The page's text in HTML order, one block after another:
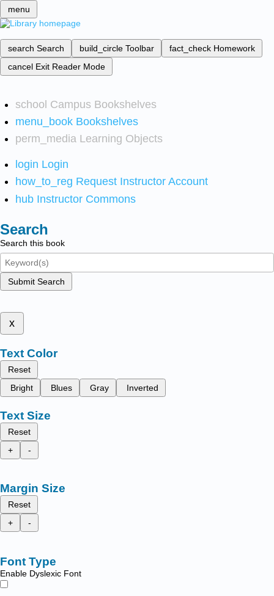
menu
search Search build_circle Toolbar fact_check Homework
cancel Exit Reader Mode
school Campus Bookshelves
menu_book Bookshelves
perm_media Learning Objects
login Login
how_to_reg Request Instructor Account
hub Instructor Commons
Search
Search this book
Submit Search
x
Text Color
Reset
Bright
Blues Gray Inverted
Text Size
Reset
+
-
Margin Size
Reset
+
-
Font Type
Enable Dyslexic Font